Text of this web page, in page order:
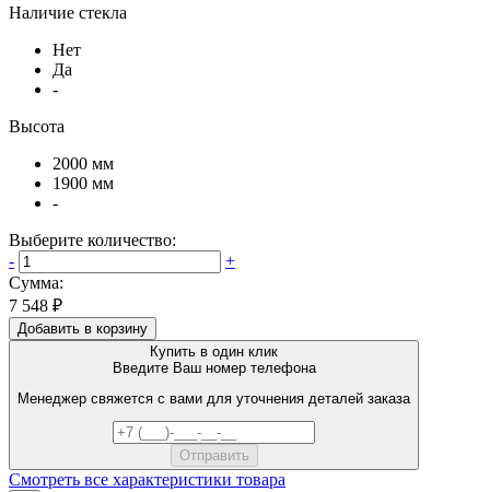
Наличие стекла
Нет
Да
-
Высота
2000 мм
1900 мм
-
Выберите количество:
-
+
Сумма:
7 548 ₽
Добавить в корзину
Купить в один клик
Введите Ваш номер телефона
Менеджер свяжется с вами для уточнения деталей заказа
Смотреть все характеристики товара